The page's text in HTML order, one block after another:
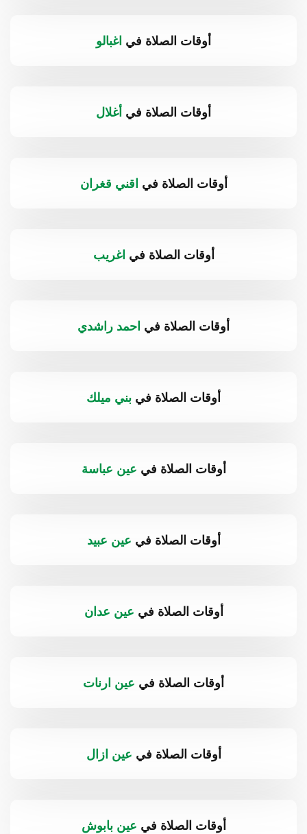
أوقات الصلاة في اغبالو
أوقات الصلاة في أغلال
أوقات الصلاة في اقني قغران
أوقات الصلاة في اغريب
أوقات الصلاة في احمد راشدي
أوقات الصلاة في بني ميلك
أوقات الصلاة في عين عباسة
أوقات الصلاة في عين عبيد
أوقات الصلاة في عين عدان
أوقات الصلاة في عين ارنات
أوقات الصلاة في عين ازال
أوقات الصلاة في عين بابوش